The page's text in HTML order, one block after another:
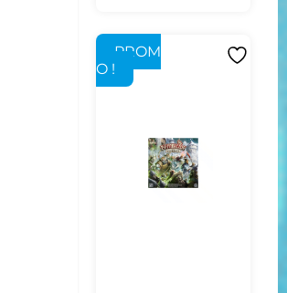
PROM
O !